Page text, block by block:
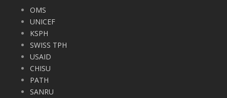
OMS
UNICEF
KSPH
SWISS TPH
USAID
CHISU
PATH
SANRU